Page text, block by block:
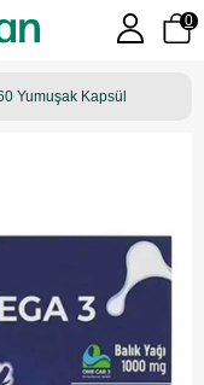
0
Yumuşak Kapsül